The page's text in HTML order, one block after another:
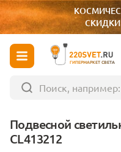
СКИДКИ
ГИПЕРМАРКЕТ СВЕТА
Подвесной
CL413212